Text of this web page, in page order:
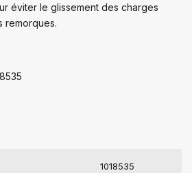
éviter le glissement des charges
remorques.
1018535